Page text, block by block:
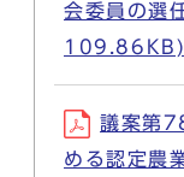
会委員の選
109.86KB)
議案第
める認定農